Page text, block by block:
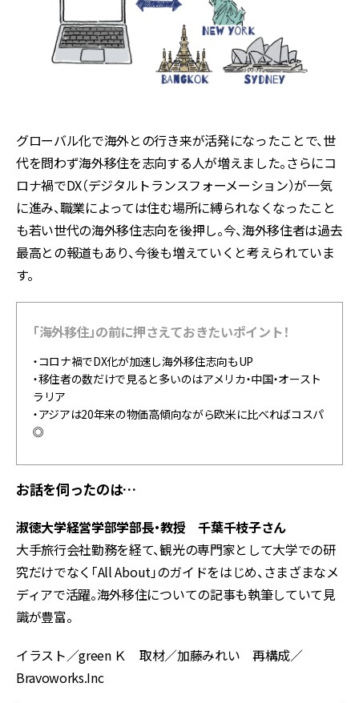
グローバル化で海外との行き来が活発になったことで、世
代を問わず海外移住を志向する人が増えました。さらにコ
ロナ禍でDX（デジタルトランスフォーメーション）が一気
に進み、職業によっては住む場所に縛られなくなったこと
も若い世代の海外移住志向を後押し。今、海外移住者は過去
最高との報道もあり、今後も増えていくと考えられていま
す。
「海外移住」の前に押さえておきたいポイント！
・コロナ禍でDX化が加速し海外移住志向もUP
・移住者の数だけで見ると多いのはアメリカ・中国・オースト
ラリア
・アジアは20年来の物価高傾向ながら欧米に比べればコスパ
◎
お話を伺ったのは…
淑徳大学経営学部学部長・教授千葉千枝子さん
大手旅行会社勤務を経て、観光の専門家として大学での研
究だけでなく「All About」のガイドをはじめ、さまざまなメ
ディアで活躍。海外移住についての記事も執筆していて見
識が豊富。
イラスト／green Ｋ 取材／加藤みれい 再構成／
Bravoworks.Inc